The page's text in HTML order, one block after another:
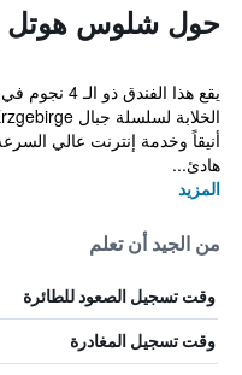
حول شلوس هوتل
أنيقاً وخدمة إنترنت عالي
هادئ...
المزيد
من الجيد أن تعلم
وقت تسجيل الصعود للطائرة
وقت تسجيل المغادرة